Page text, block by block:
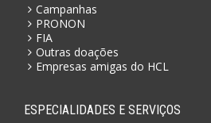
Campanhas
PRONON
FIA
Outras doações
Empresas amigas do HCL
ESPECIALIDADES E SERVIÇOS